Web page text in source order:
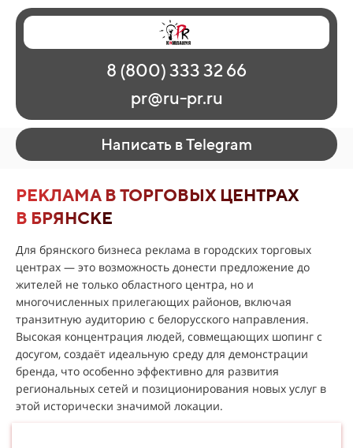
Главная
Наши работы
О рекламе
Регионы
Контакты
8 (800) 333 32 66
pr@ru-pr.ru
Написать в Telegram
РЕКЛАМА В ТОРГОВЫХ ЦЕНТРАХ
В БРЯНСКЕ
Для брянского бизнеса реклама в городских торговых
центрах — это возможность донести предложение до
жителей не только областного центра, но и
многочисленных прилегающих районов, включая
транзитную аудиторию с белорусского направления.
Высокая концентрация людей, совмещающих шопинг с
досугом, создаёт идеальную среду для демонстрации
бренда, что особенно эффективно для развития
региональных сетей и позиционирования новых услуг в
этой исторически значимой локации.